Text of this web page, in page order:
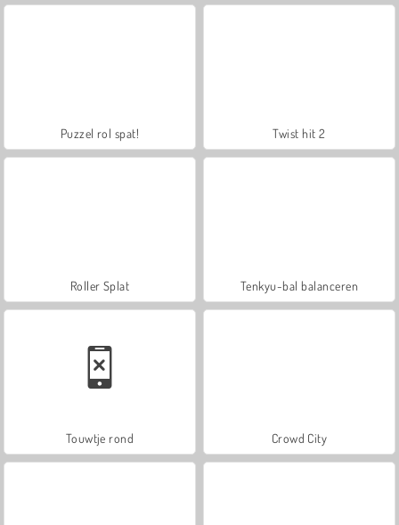
Puzzel rol spat! Twist hit 2
Roller Splat Tenkyu-bal balanceren
Touwtje rond Crowd City